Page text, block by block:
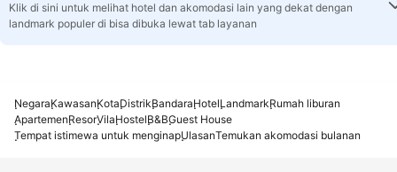
Klik di sini untuk melihat hotel dan akomodasi lain yang dekat dengan
landmark populer di bisa dibuka lewat tab layanan
NegaraKawasanKotaDistrikBandaraHotelLandmarkRumah liburan
ApartemenResorVilaHostelB&BGuest House
Tempat istimewa untuk menginapUlasanTemukan akomodasi bulanan